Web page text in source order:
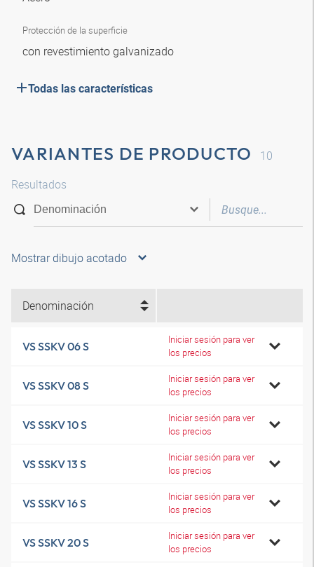
Protección de la superficie
con revestimiento galvanizado
Todas las características
VARIANTES DE PRODUCTO
10
Resultados
Mostrar dibujo acotado
Denominación
VS SSKV 06 S
Iniciar sesión para ver
los precios
VS SSKV 08 S
Iniciar sesión para ver
los precios
VS SSKV 10 S
Iniciar sesión para ver
los precios
VS SSKV 13 S
Iniciar sesión para ver
los precios
VS SSKV 16 S
Iniciar sesión para ver
los precios
VS SSKV 20 S
Iniciar sesión para ver
los precios